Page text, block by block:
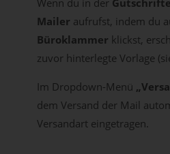
Wenn du in der
Mailer aufrufst, indem du
Büroklammer klickst,
zuvor hinterlegte Vorlage
Im Dropdown-Menü
dem Versand der Mail
Versandart eingetragen.